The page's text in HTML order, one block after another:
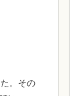
。その